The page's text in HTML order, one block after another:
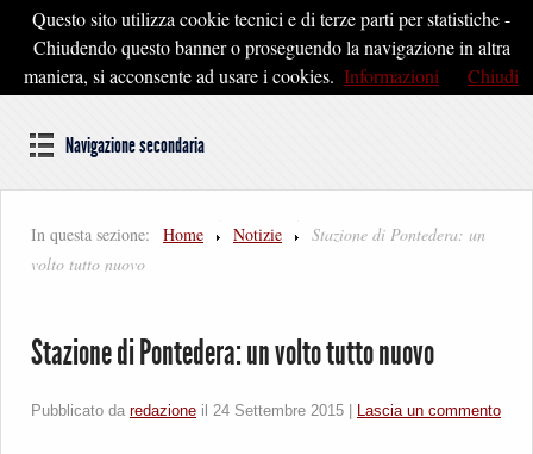
Pontedera2020
Dal cuore della Toscana un'idea di Futuro
Navigazione secondaria
In questa sezione: Home Notizie
Stazione di Pontedera: un
volto tutto nuovo
Stazione di Pontedera: un volto tutto nuovo
Pubblicato da redazione il 24 Settembre 2015 Lascia un commento
Questo sito utilizza cookie tecnici e di terze parti per statistiche -
Chiudendo questo banner o proseguendo la navigazione in altra
maniera, si acconsente ad usare i cookies. Informazioni Chiudi